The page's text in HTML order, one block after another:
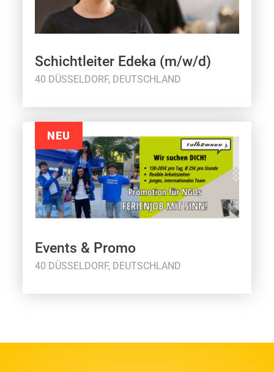
Schichtleiter Edeka (m/w/d)
40 DÜSSELDORF, DEUTSCHLAND
NEU
Events & Promo
40 DÜSSELDORF, DEUTSCHLAND